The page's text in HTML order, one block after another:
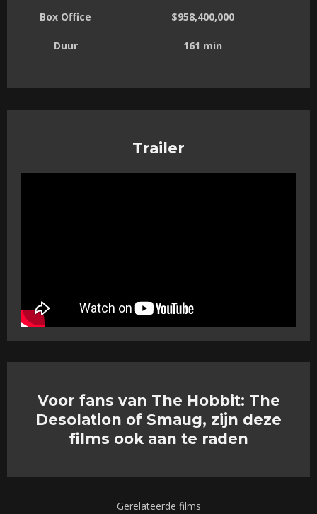
Box Office $958,400,000
Duur 161 min
Trailer
Voor fans van The Hobbit: The
Desolation of Smaug, zijn deze
films ook aan te raden
Gerelateerde films